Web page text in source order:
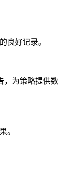
良好记录。
，为策略提供数
。